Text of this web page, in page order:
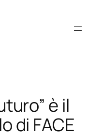
è il
di FACE